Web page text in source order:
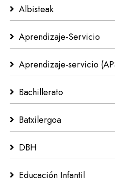
Albisteak
Aprendizaje-Servicio
Aprendizaje-servicio
Bachillerato
Batxilergoa
DBH
Educación Infantil